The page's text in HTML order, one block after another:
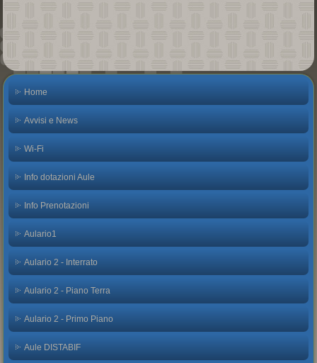
Home
Avvisi e News
Wi-Fi
Info dotazioni Aule
Info Prenotazioni
Aulario1
Aulario 2 - Interrato
Aulario 2 - Piano Terra
Aulario 2 - Primo Piano
Aule DISTABIF